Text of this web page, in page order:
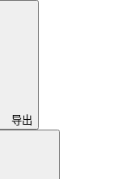
导出